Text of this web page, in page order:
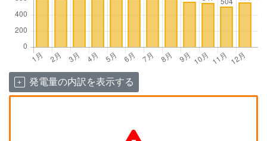
発電量の内訳を表示する